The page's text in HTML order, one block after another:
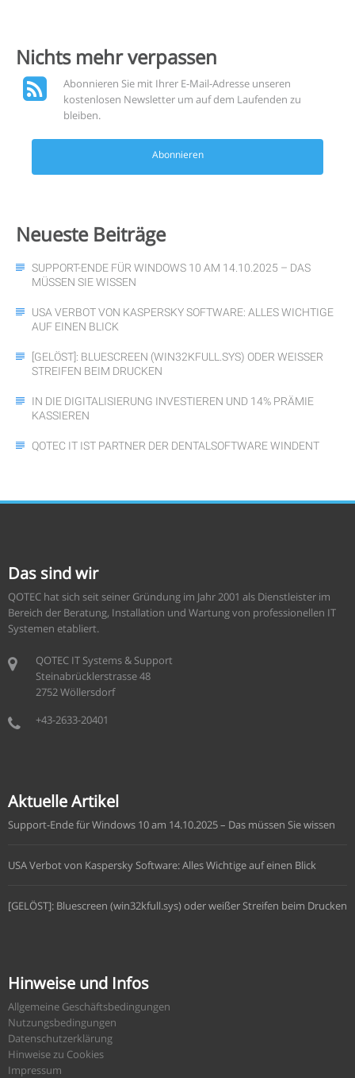
Nichts mehrverpassen
Abonnieren Sie mit Ihrer E-Mail-Adresse unseren
kostenlosen Newsletter um auf dem Laufenden zu
bleiben.
Abonnieren
Neueste Beiträge
SUPPORT-ENDE FÜR WINDOWS 10 AM 14.10.2025 – DAS
MÜSSEN SIE WISSEN
USA VERBOT VON KASPERSKY SOFTWARE: ALLES WICHTIGE
AUF EINEN BLICK
[GELÖST]: BLUESCREEN (WIN32KFULL.SYS) ODER WEISSER S
TREIFEN BEIM DRUCKEN
IN DIE DIGITALISIERUNG INVESTIEREN UND 14% PRÄMIE
KASSIEREN
QOTEC IT IST PARTNER DER DENTALSOFTWARE WINDENT
Das sind wir
QOTEC hat sich seit seiner Gründung im Jahr 2001 als Dienstleister im
Bereich der Beratung, Installation und Wartung von professionellen IT
Systemen etabliert.
QOTEC IT Systems & Support
Steinabrücklerstrasse 48
2752 Wöllersdorf
+43-2633-20401
Aktuelle Artikel
Support-Ende für Windows 10 am 14.10.2025 – Das müssen Sie wissen
USA Verbot von Kaspersky Software: Alles Wichtige auf einen Blick
[GELÖST]: Bluescreen (win32kfull.sys) oder weißer Streifen beim Drucken
Hinweise und Infos
Allgemeine Geschäftsbedingungen
Nutzungsbedingungen
Datenschutzerklärung
Hinweise zu Cookies
Impressum